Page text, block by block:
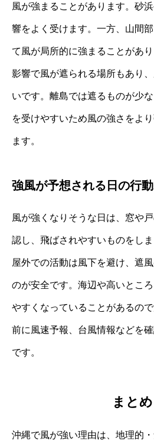
風が強まることがあります。砂
響をよく受けます。一方、山間
て風が局所的に強まることがあ
影響で風が遮られる場所もあり
いです。離島では遮るものが少
を受けやすいため風の強さをよ
ます。
強風が予想される日の行
風が強くなりそうな日は、窓や
認し、飛ばされやすいものをし
屋外での活動は風下を避け、遮
のが安全です。海辺や高いとこ
やすくなっていることがあるの
前に風速予報、台風情報などを
です。
まとめ
沖縄で風が強い理由は、地理的